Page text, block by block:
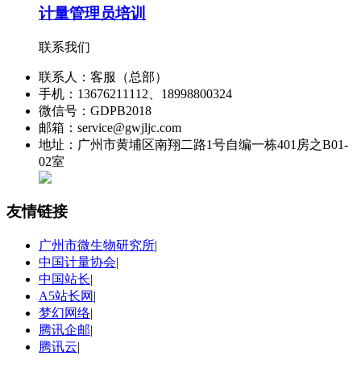
计量管理员培训
联系我们
联系人：客服（总部）
手机：13676211112、18998800324
微信号：GDPB2018
邮箱：service@gwjljc.com
地址：广州市黄埔区南翔二路1号自编一栋401房之B01-
02室
友情链接
广州市微生物研究所|
中国计量协会|
中国站长|
A5站长网 |
梦幻网络|
腾讯企邮|
腾讯云|